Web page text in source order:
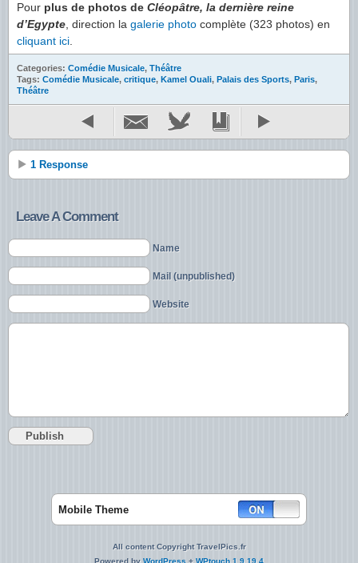
Pour plus de photos de Cléopâtre, la dernière reine
d’Egypte, direction la galerie photo complète (323 photos) en
cliquant ici.
Categories: Comédie Musicale, Théâtre
Tags: Comédie Musicale, critique, Kamel Ouali, Palais des Sports, Paris,
Théâtre
1 Response
Leave A Comment
Name
Mail (unpublished)
Website
Mobile Theme
All content Copyright TravelPics.fr